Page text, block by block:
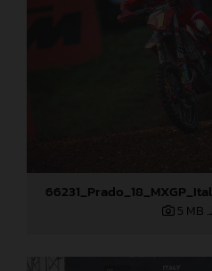
5 MB